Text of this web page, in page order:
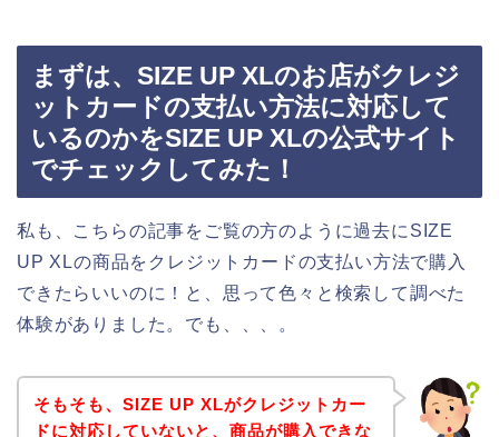
まずは、SIZE UP XLのお店がクレジ
ットカードの支払い方法に対応して
いるのかをSIZE UP XLの公式サイト
でチェックしてみた！
私も、こちらの記事をご覧の方のように過去にSIZE
UP XLの商品をクレジットカードの支払い方法で購入
できたらいいのに！と、思って色々と検索して調べた
体験がありました。でも、、、。
そもそも、SIZE UP XLがクレジットカー
ドに対応していないと、商品が購入できな